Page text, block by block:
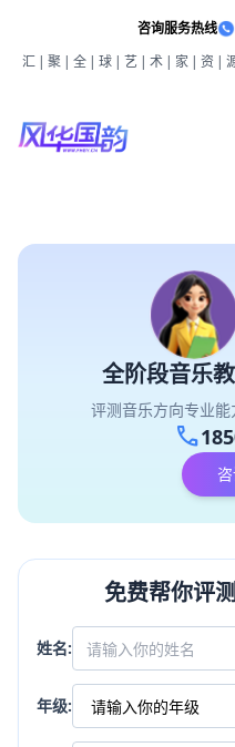
咨询服务热线
汇|聚|全|球|艺|术|家|资|
全阶段音乐
评测音乐方向专业
call
免费帮你评
姓名:
年级: